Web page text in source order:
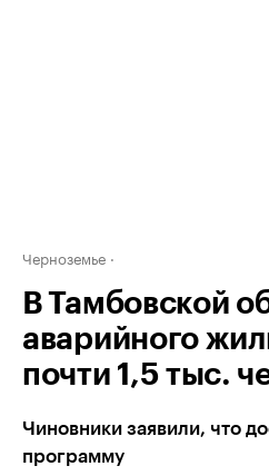
Черноземье
В Тамбовской
аварийного
почти 1,5 тыс.
Чиновники заявили, что
программу